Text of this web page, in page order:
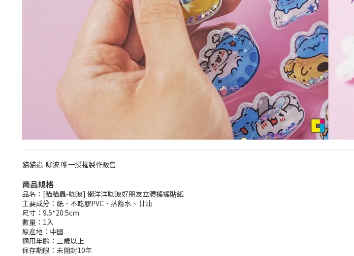
貓貓蟲-咖波 唯一授權製作販售
商品規格
品名：[貓貓蟲-咖波] 懶洋洋咖波好朋友立體搖搖貼紙
主要成分：紙、不乾膠PVC、蒸餾水、甘油
尺寸：9.5*20.5cm
數量：1入
原產地：中國
適用年齡：三歲以上
保存期限：未開封10年